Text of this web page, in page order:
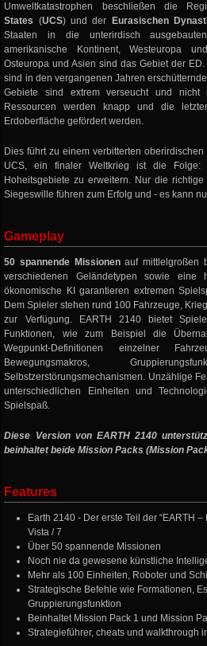
Umweltkatastrophen beschließen die
States (UCS) und der Eurasischen
Staaten in die unterirdisch
amerikanische Kontinent, Westeuropa
Osteuropa und Asien sind das Gebiet der
sind in den vergangenen Jahren
Gebiete sind extrem verseucht und nicht
Ressourcen werden knapp und die
Erdoberfläche gefördert werden.
Dies führt zu einem verbitterten
UCS, ein finaler Weltkrieg ist die Folge:
Hoheitsgebiete zu erweitern. Nur die
Siegeswille führen zum Erfolg und - es kann
Gameplay
50 spannende Missionenauf mittlelgroßen
verschiedenen Geländetypen sowie eine
ökonomische KI garantieren extremen
Dem Spieler stehen rund 100 Fahrzeuge,
zur Verfügung. EARTH 2140 bietet
Funktionen, wie zum Beispiel die
Wegpunkt-Definitionen einzelner
Bewegungsmakros,
Selbstzerstörungsmechanismen. Unzählige
unterschiedlichen Einheiten und
Spielspaß.
Diese Version von EARTH 2140
beinhaltet beide Mission Packs (Mission
Features
Earth 2140 - Der erste Teil der “EARTH
Vista / 7
Über 50 spannende Missionen
Noch nie da gewesene künstliche
Mehr als 100 Einheiten, Roboter und
Strategische Befehle wie Formationen,
Gruppierungsfunktion
Beinhaltet Mission Pack 1 und Mission
Strategieführer, cheats und walkthrough